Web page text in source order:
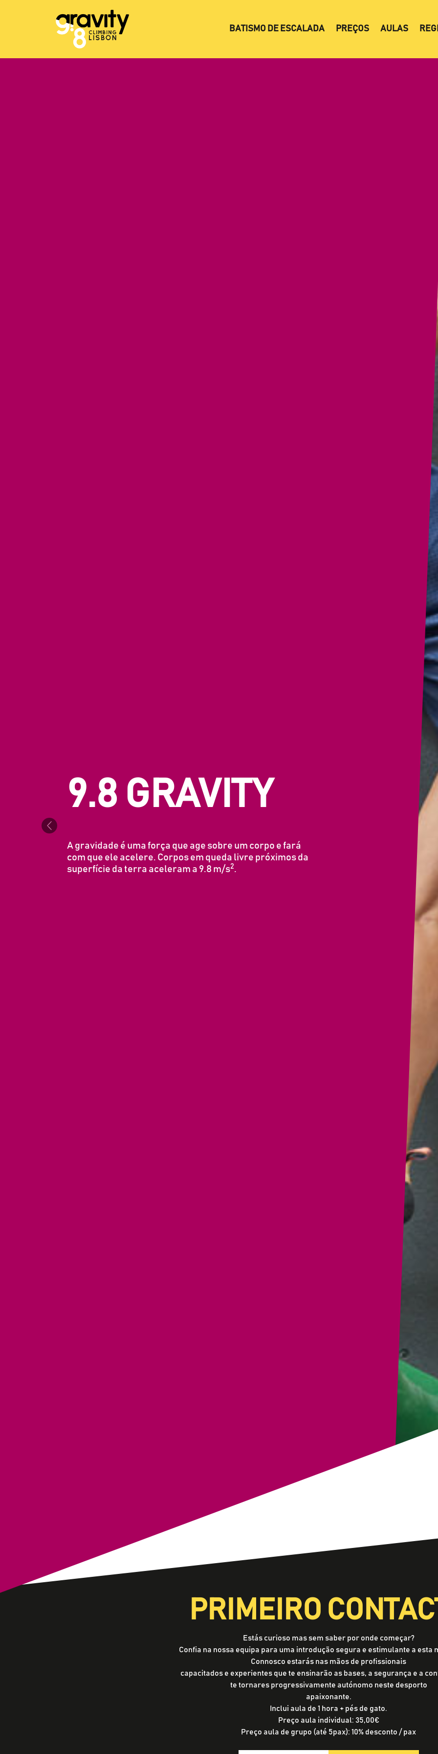
BATISMO DE ESCALADA PREÇOS AULAS
9.8 GRAVITY
A gravidade é uma força que age sobre um corpo e fará
com que ele acelere. Corpos em queda livre próximos da
superfície da terra aceleram a 9.8 m/s2.
Previous
PRIMEIRO
Estás curioso mas sem saber por onde começar?
Confia na nossa equipa para uma introdução segura e estimulante a esta
Connosco estarás nas mãos de profissionais
capacitados e experientes que te ensinarão as bases, a segurança e a
te tornares progressivamente autónomo neste desporto
apaixonante.
Inclui aula de 1 hora + pés de gato.
Preço aula individual: 35,00€
Preço aula de grupo (até 5pax): 10% desconto / pax